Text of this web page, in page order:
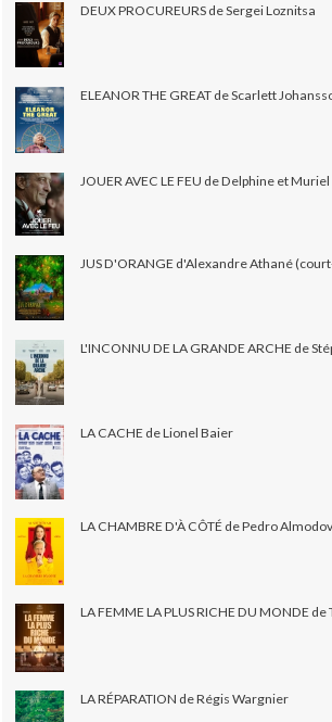
DEUX PROCUREURS de Sergei Loznitsa
ELEANOR THE GREAT de Scarlett
JOUER AVEC LE FEU de Delphine et
JUS D'ORANGE d'Alexandre Athané
L'INCONNU DE LA GRANDE ARCHE de
LA CACHE de Lionel Baier
LA CHAMBRE D'À CÔTÉ de Pedro
LA FEMME LA PLUS RICHE DU MONDE
LA RÉPARATION de Régis Wargnier